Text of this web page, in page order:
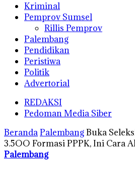
Kriminal
Pemprov Sumsel
Rillis Pemprov
Palembang
Pendidikan
Peristiwa
Politik
Advertorial
REDAKSI
Pedoman Media Siber
BerandaPalembangBuka
3.5OO Formasi PPPK, Ini Cara
Palembang